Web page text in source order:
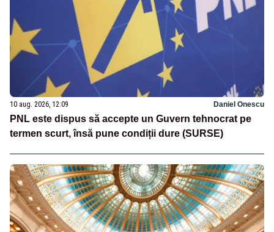
10 aug. 2026, 12:09 Daniel Onescu
PNL este dispus să accepte un Guvern tehnocrat pe
termen scurt, însă pune condiții dure (SURSE)